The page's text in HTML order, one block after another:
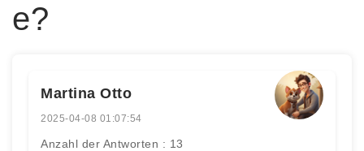
e?
Martina Otto
2025-04-08 01:07:54
Anzahl der Antworten : 13